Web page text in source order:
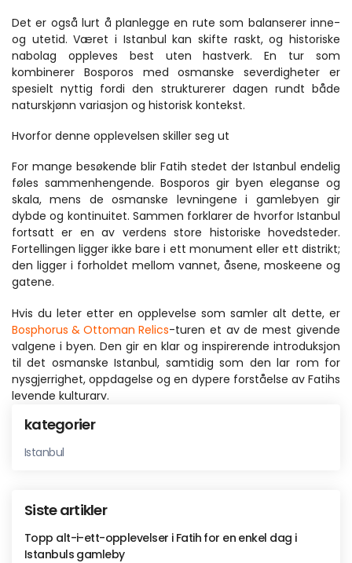
Det er også lurt å planlegge en rute som balanserer inne-
og utetid. Været i Istanbul kan skifte raskt, og historiske
nabolag oppleves best uten hastverk. En tur som
kombinerer Bosporos med osmanske severdigheter er
spesielt nyttig fordi den strukturerer dagen rundt både
naturskjønn variasjon og historisk kontekst.
Hvorfor denne opplevelsen skiller seg ut
For mange besøkende blir Fatih stedet der Istanbul endelig
føles sammenhengende. Bosporos gir byen eleganse og
skala, mens de osmanske levningene i gamlebyen gir
dybde og kontinuitet. Sammen forklarer de hvorfor Istanbul
fortsatt er en av verdens store historiske hovedsteder.
Fortellingen ligger ikke bare i ett monument eller ett distrikt;
den ligger i forholdet mellom vannet, åsene, moskeene og
gatene.
Hvis du leter etter en opplevelse som samler alt dette, er
Bosphorus & Ottoman Relics-turen et av de mest givende
valgene i byen. Den gir en klar og inspirerende introduksjon
til det osmanske Istanbul, samtidig som den lar rom for
nysgjerrighet, oppdagelse og en dypere forståelse av Fatihs
levende kulturarv.
kategorier
Istanbul
Siste artikler
Topp alt-i-ett-opplevelser i Fatih for en enkel dag i
Istanbuls gamleby